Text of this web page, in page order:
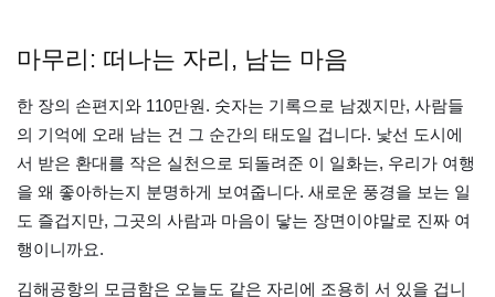
마무리: 떠나는 자리, 남는 마음
한 장의 손편지와 110만원. 숫자는 기록으로 남겠지만, 사람들
의 기억에 오래 남는 건 그 순간의 태도일 겁니다. 낯선 도시에
서 받은 환대를 작은 실천으로 되돌려준 이 일화는, 우리가 여행
을 왜 좋아하는지 분명하게 보여줍니다. 새로운 풍경을 보는 일
도 즐겁지만, 그곳의 사람과 마음이 닿는 장면이야말로 진짜 여
행이니까요.
김해공항의 모금함은 오늘도 같은 자리에 조용히 서 있을 겁니